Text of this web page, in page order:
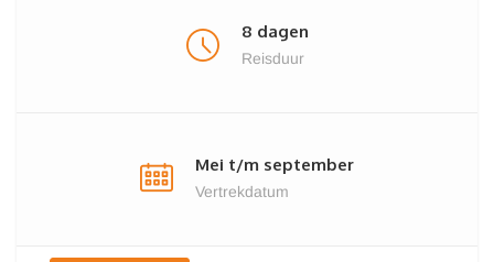
8 dagen
Reisduur
Mei t/m september
Vertrekdatum